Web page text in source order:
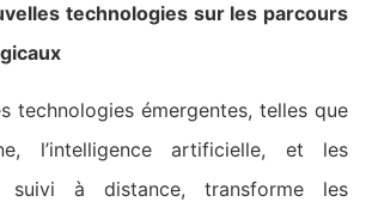
technologies sur les parcours
technologies émergentes, telles que
l’intelligence artificielle, et les
suivi à distance, transforme les